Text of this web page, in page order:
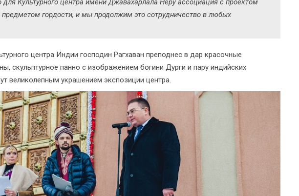
для Культурного центра имени Джавахарлала Неру ассоциация с проектом
гордости, и мы продолжим это сотрудничество в любых
центра Индии господин Рагхаван преподнес в дар красочные
скульптурное панно с изображением богини Дурги и пару индийских
великолепным украшением экспозиции центра.